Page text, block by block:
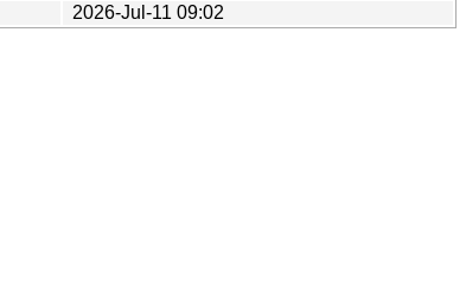
2026-Jul-11 09:02